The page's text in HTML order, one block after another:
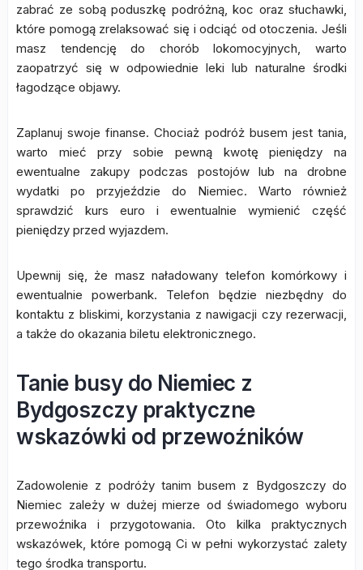
zabrać ze sobą poduszkę podróżną, koc oraz słuchawki,
które pomogą zrelaksować się i odciąć od otoczenia. Jeśli
masz tendencję do chorób lokomocyjnych, warto
zaopatrzyć się w odpowiednie leki lub naturalne środki
łagodzące objawy.
Zaplanuj swoje finanse. Chociaż podróż busem jest tania,
warto mieć przy sobie pewną kwotę pieniędzy na
ewentualne zakupy podczas postojów lub na drobne
wydatki po przyjeździe do Niemiec. Warto również
sprawdzić kurs euro i ewentualnie wymienić część
pieniędzy przed wyjazdem.
Upewnij się, że masz naładowany telefon komórkowy i
ewentualnie powerbank. Telefon będzie niezbędny do
kontaktu z bliskimi, korzystania z nawigacji czy rezerwacji,
a także do okazania biletu elektronicznego.
Tanie busy do Niemiec z
Bydgoszczy praktyczne
wskazówki od przewoźników
Zadowolenie z podróży tanim busem z Bydgoszczy do
Niemiec zależy w dużej mierze od świadomego wyboru
przewoźnika i przygotowania. Oto kilka praktycznych
wskazówek, które pomogą Ci w pełni wykorzystać zalety
tego środka transportu.